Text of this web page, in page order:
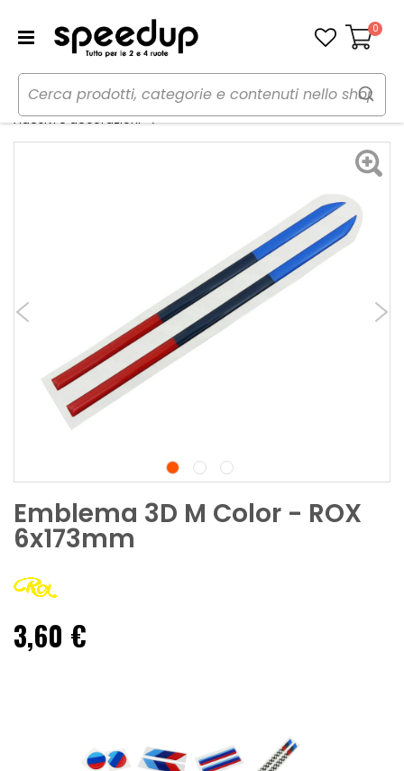
Carrello
0
Home Auto
Tuning esterno e pellicole
Adesivi e decorazioni
Emblema 3D M Color - ROX
Emblema 3D M Color - ROX
6x173mm
3,60 €